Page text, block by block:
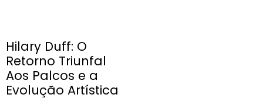
Hilary Duff: O
Retorno Triunfal
Aos Palcos e a
Evolução Artística